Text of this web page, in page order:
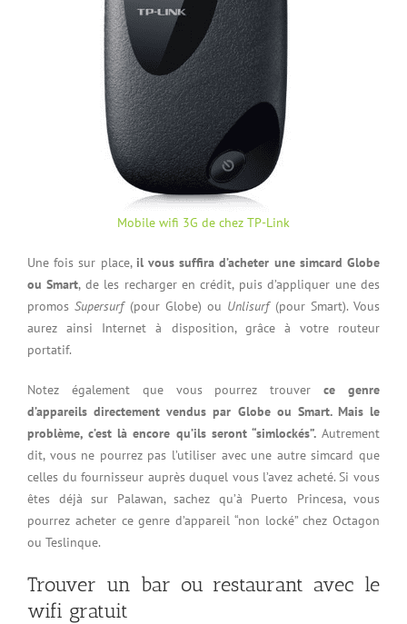
Mobile wifi 3G de chez TP-Link
Une fois sur place, il vous suffira d’acheter une simcard Globe
ou Smart, de les recharger en crédit, puis d’appliquer une des
promosSupersurf(pour Globe) ou Unlisurf(pour Smart). Vous
aurez ainsi Internet à disposition, grâce à votre routeur
portatif.
Notez également que vous pourrez trouver ce genre
d’appareils directement vendus par Globe ou Smart. Mais le
problème, c’est là encore qu’ils seront “simlockés”.Autrement
dit, vous ne pourrez pas l’utiliser avec une autre simcard que
celles du fournisseur auprès duquel vous l’avez acheté. Si vous
êtes déjà sur Palawan, sachez qu’à Puerto Princesa, vous
pourrez acheter ce genre d’appareil “non locké” chez Octagon
ou Teslinque.
Trouver un bar ou restaurant avec le
wifi gratuit